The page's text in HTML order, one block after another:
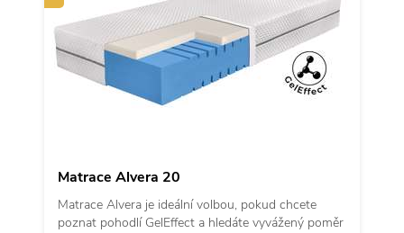
Matrace Alvera 20
Matrace Alvera je ideální volbou, pokud chcete
poznat pohodlí GelEffect a hledáte vyvážený poměr